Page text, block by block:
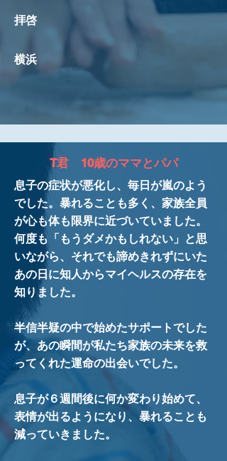
拝啓​
​横浜
T君 10歳のママとパパ
息子の症状が悪化し、毎日が嵐のよう
でした。暴れることも多く、家族全員
が心も体も限界に近づいていました。
何度も「もうダメかもしれない」と思
いながら、それでも諦めきれずにいた
あの日に知人からマイヘルスの存在を
知りました。
半信半疑の中で始めたサポートでした
が、あの瞬間が私たち家族の未来を救
ってくれた運命の出会いでした。
息子が６週間後に何か変わり始めて、
表情が出るようになり、暴れることも
減っていきました。